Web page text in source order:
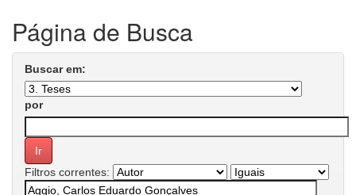
Página de Busca
Buscar em:
por
Filtros correntes: